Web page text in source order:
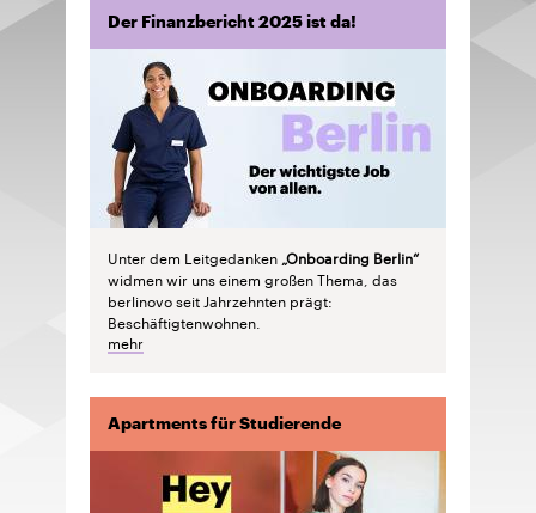
Der Finanzbericht 2025 ist da!
Unter dem Leitgedanken „Onboarding Berlin“
widmen wir uns einem großen Thema, das
berlinovo seit Jahrzehnten prägt:
Beschäftigtenwohnen.
mehr
Apartments für Studierende